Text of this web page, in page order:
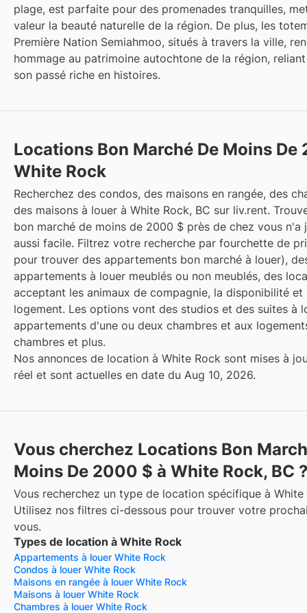
plage, est parfaite pour des promenades tranquilles,
valeur la beauté naturelle de la région. De plus, les
Première Nation Semiahmoo, situés à travers la ville,
hommage au patrimoine autochtone de la région,
son passé riche en histoires.
Locations Bon Marché De Moins De
White Rock
Recherchez des condos, des maisons en rangée, des
des maisons à louer à White Rock, BC sur liv.rent.
bon marché de moins de 2000 $ près de chez vous n'a
aussi facile. Filtrez votre recherche par fourchette de
pour trouver des appartements bon marché à louer),
appartements à louer meublés ou non meublés, des
acceptant les animaux de compagnie, la disponibilité
logement. Les options vont des studios et des suites à
appartements d'une ou deux chambres et aux
chambres et plus.
Nos annonces de location à White Rock sont mises à
réel et sont actuelles en date du Aug 10, 2026.
Vous cherchez Locations Bon
Moins De 2000 $ à White Rock, BC
Vous recherchez un type de location spécifique à White
Utilisez nos filtres ci-dessous pour trouver votre
vous.
Types de location à White Rock
Appartements à louer White Rock
Condos à louer White Rock
Maisons en rangée à louer White Rock
Maisons à louer White Rock
Chambres à louer White Rock